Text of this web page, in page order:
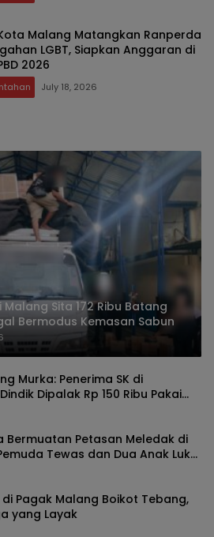
Kota Malang Matangkan Ranperda
LGBT, Siapkan Anggaran di
2026
July 18, 2026
Malang Sita 172 Ribu Batang
Bermodus Kemasan Sabun
Murka: Penerima SK di
Dipalak Rp 150 Ribu Pakai
KPK Turut Pantau
Bermuatan Petasan Meledak di
Tewas dan Dua Anak Luka
di Pagak Malang Boikot Tebang,
yang Layak